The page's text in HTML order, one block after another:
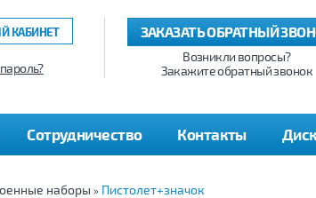
ЗАКАЗАТЬ ОБРАТНЫЙ
Возникли вопросы?
Закажите обратный звонок
КАБИНЕТ
Сотрудничество Контакты
наборы » Пистолет+значок